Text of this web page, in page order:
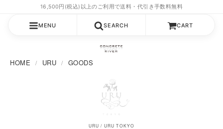
MENU SEARCH CART
HOME URU GOODS
URU / URU TOKYO